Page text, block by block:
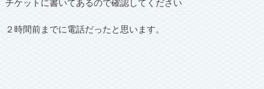
チケットに書いてあるので確認してください
２時間前までに電話だったと思います。